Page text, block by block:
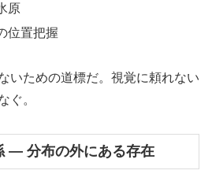
原
位置把握
いための道標だ。視覚に頼れない
ぐ。
― 分布の外にある存在